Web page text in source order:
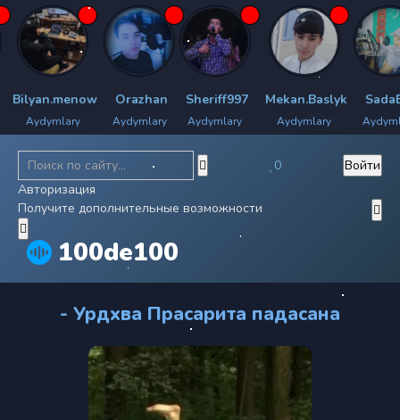
Aydymlary
Orazhan
Aydymlary
Sheriff997
Aydymlary
Mekan.Baslyk
Aydymlary
SadaBoy
Aydymlary
100de100
0
Войти
Авторизация
Получите дополнительные возможности
- Урдхва Прасарита падасана